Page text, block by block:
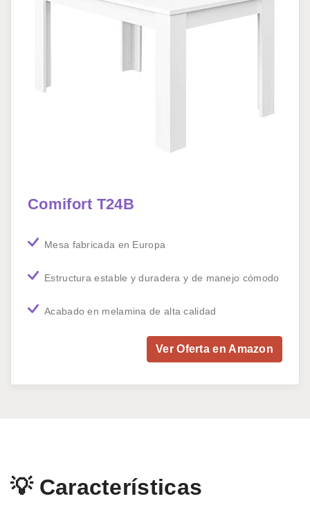
Comifort T24B
Mesa fabricada en Europa
Estructura estable y duradera y de manejo cómodo
Acabado en melamina de alta calidad
Ver Oferta en Amazon
💡 Características